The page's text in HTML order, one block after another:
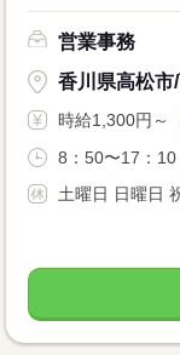
営業事務
香川県高松市
時給1,300円～
8：50〜17：
土曜日 日曜日